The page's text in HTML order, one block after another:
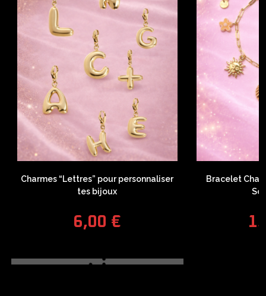
Charmes “Lettres” pour personnaliser
tes bijoux
6,00 €
Bracelet